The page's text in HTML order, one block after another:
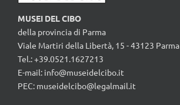
MUSEI DEL CIBO
della provincia di Parma
Viale Martiri della Libertà, 15 - 43123 Parma
Tel.: +39.0521.1627213
E-mail: info@museidelcibo.it
PEC: museidelcibo@legalmail.it